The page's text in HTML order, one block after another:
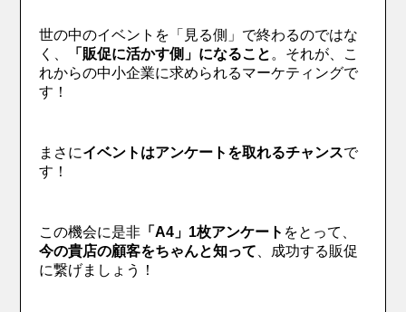
世の中のイベントを「見る側」で終わるのではな
く、
「販促に活かす側」になること。それが、こ
れからの中小企業に求められるマーケティングで
す！
まさにイベントはアンケートを取れるチャンスで
す！
この機会に是非 「A4」1枚アンケート をとって、
今の貴店の顧客をちゃんと知って、成功する販促
に繋げましょう！